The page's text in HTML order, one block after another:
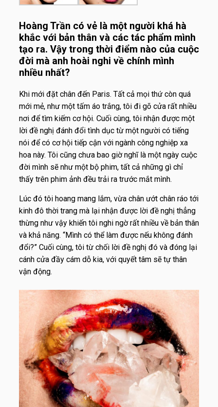
Hoàng Trần có vẻ là một người khá hà
khắc với bản thân và các tác phẩm mình
tạo ra. Vậy trong thời điểm nào của cuộc
đời mà anh hoài nghi về chính mình
nhiều nhất?
Khi mới đặt chân đến Paris. Tất cả mọi thứ còn quá
mới mẻ, như một tấm áo trắng, tôi đi gõ cửa rất nhiều
nơi để tìm kiếm cơ hội. Cuối cùng, tôi nhận được một
lời đề nghị đánh đổi tình dục từ một người có tiếng
nói để có cơ hội tiếp cận với ngành công nghiệp xa
hoa này. Tôi cũng chưa bao giờ nghĩ là một ngày cuộc
đời mình sẽ như một bộ phim, tất cả những gì chỉ
thấy trên phim ảnh đều trải ra trước mắt mình.
Lúc đó tôi hoang mang lắm, vừa chân ướt chân ráo tới
kinh đô thời trang mà lại nhận được lời đề nghị thẳng
thừng như vậy khiến tôi nghi ngờ rất nhiều về bản thân
và khả năng. “Mình có thể làm được nếu không đánh
đổi?” Cuối cùng, tôi từ chối lời đề nghị đó và đóng lại
cánh cửa đầy cám dỗ kia, với quyết tâm sẽ tự thân
vận động.